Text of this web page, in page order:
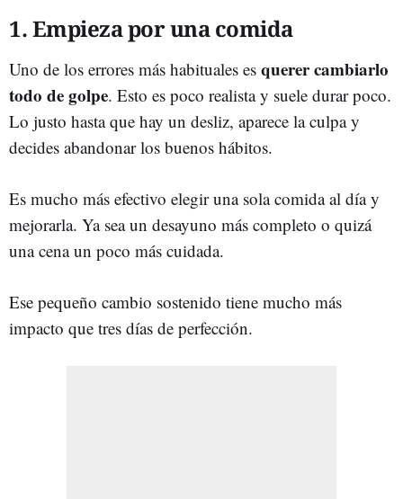
1. Empieza por una comida
Uno de los errores más habituales es querer cambiarlo
todo de golpe. Esto es poco realista y suele durar poco.
Lo justo hasta que hay un desliz, aparece la culpa y
decides abandonar los buenos hábitos.
Es mucho más efectivo elegir una sola comida al día y
mejorarla. Ya sea un desayuno más completo o quizá
una cena un poco más cuidada.
Ese pequeño cambio sostenido tiene mucho más
impacto que tres días de perfección.